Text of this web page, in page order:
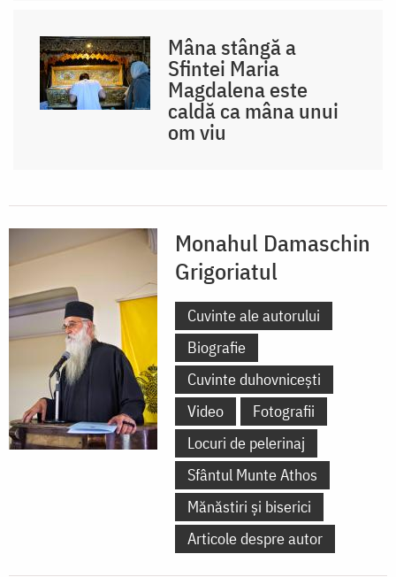
Mâna stângă a
Sfintei Maria
Magdalena este
caldă ca mâna unui
om viu
Monahul Damaschin
Grigoriatul
Cuvinte ale autorului
Biografie
Cuvinte duhovnicești
Video
Fotografii
Locuri de pelerinaj
Sfântul Munte Athos
Mănăstiri și biserici
Articole despre autor